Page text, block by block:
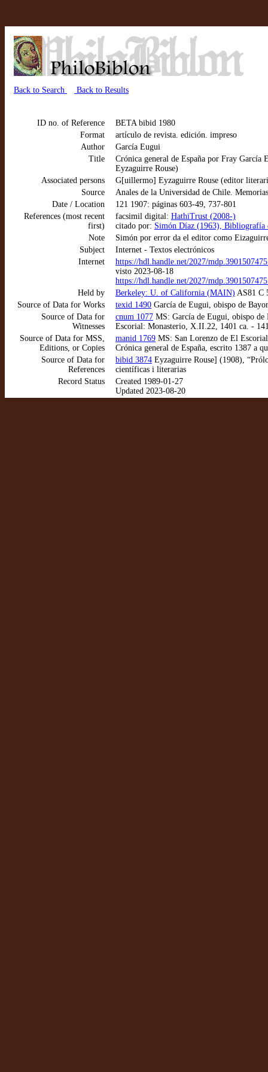
Back to Search Back to Results
ID no. of Reference
BETA bibid 1980
Format
artículo de revista. edición. impreso
Author
García Eugui
Title
Crónica general de España por Fray
Eyzaguirre Rouse)
Associated persons
G[uillermo] Eyzaguirre Rouse (editor
Source
Anales de la Universidad de Chile.
Date / Location
121 1907: páginas 603-49, 737-801
References (most recent
first)
facsimil digital: HathiTrust (2008-)
citado por: Simón Díaz (1963),
Note
Simón por error da el editor como
Subject
Internet - Textos electrónicos
Internet
https://hdl.handle.net/2027/
visto 2023-08-18
https://hdl.handle.net/2027/
Held by
Berkeley: U. of California (MAIN) AS81 C
Source of Data for Works
texid 1490 García de Eugui, obispo de
Source of Data for
Witnesses
cnum 1077 MS: García de Eugui, obispo de
Escorial: Monasterio, X.II.22, 1401 ca. -
Source of Data for MSS,
Editions, or Copies
manid 1769 MS: San Lorenzo de El
Crónica general de España, escrito 1387 a
Source of Data for
References
bibid 3874 Eyzaguirre Rouse] (1908),
científicas i literarias
Record Status
Created 1989-01-27
Updated 2023-08-20